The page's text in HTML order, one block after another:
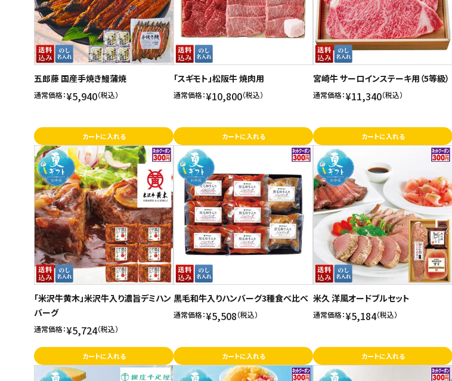
酒類
日用品
ギフト
セール
ペット用品
SHOP GUIDE
ご利用ガイド
お問い合わせ
特定商取引法表示について
プライバシーポリシー
利用規約
お気に入り登録数
五郎藤 国産手焼き鰻蒲焼
通常価格：¥5,940（税込）
カートに入れる
「スギモト」松阪牛 焼肉用
通常価格：¥10,800（税込）
カートに入れる
宮崎牛 サーロインステーキ用（5等級）
通常価格：¥11,340（税込）
カートに入れる
「米沢牛黄木」米沢牛入り濃旨デミハン
バーグ
通常価格：¥5,724（税込）
カートに入れる
黒毛和牛入りハンバーグ3種食べ比べ
通常価格：¥5,508（税込）
カートに入れる
米久 洋風オードブルセット
通常価格：¥5,184（税込）
カートに入れる